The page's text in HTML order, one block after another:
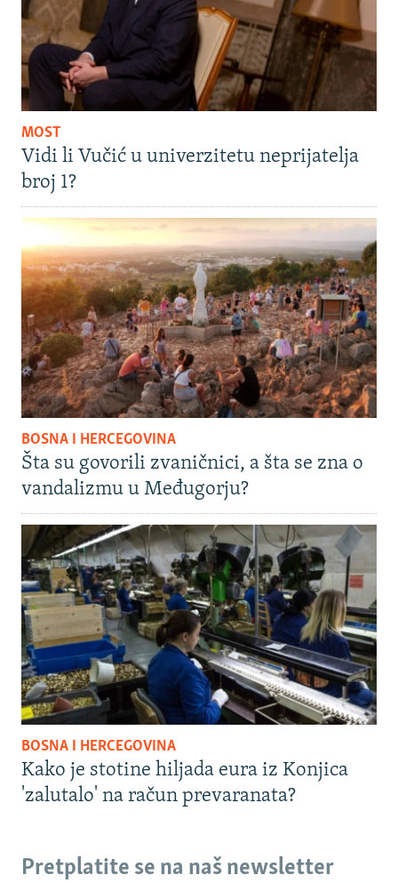
MOST
Vidi li Vučić u univerzitetu neprijatelja
broj 1?
BOSNA I HERCEGOVINA
Šta su govorili zvaničnici, a šta se zna o
vandalizmu u Međugorju?
BOSNA I HERCEGOVINA
Kako je stotine hiljada eura iz Konjica
'zalutalo' na račun prevaranata?
Pretplatite se na naš newsletter